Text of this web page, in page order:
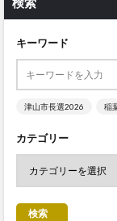
キーワード
津山市長選2026 稲
カテゴリー
検索